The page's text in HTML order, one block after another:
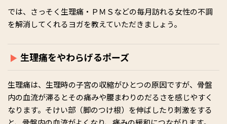
では、さっそく生理痛・ＰＭＳなどの毎月訪れる女性の不調
を解消してくれるヨガを教えていただきましょう。
生理痛をやわらげるポーズ
生理痛は、生理時の子宮の収縮がひとつの原因ですが、骨盤
内の血流が滞るとその痛みや腰まわりのだるさを感じやすく
なります。そけい部（脚のつけ根）を伸ばしたり刺激をする